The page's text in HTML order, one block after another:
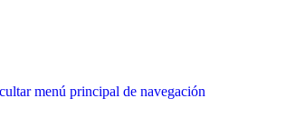
menú principal de navegación